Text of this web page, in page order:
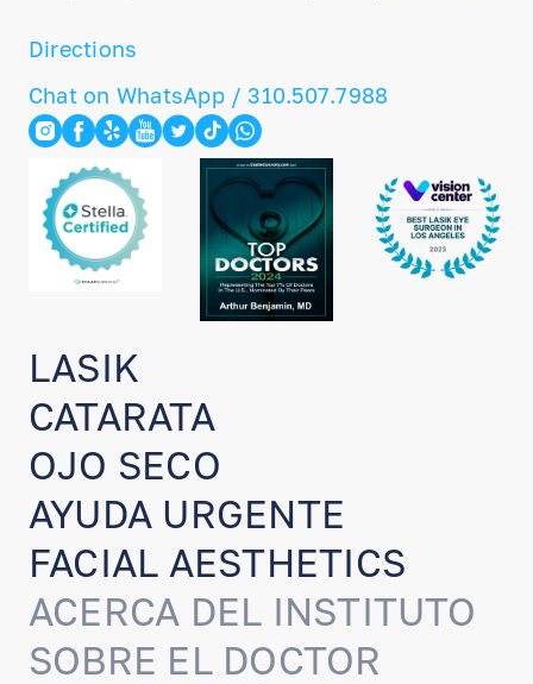
ACERCA DEL INSTITUTO
SOBRE EL DOCTOR
LASIK
CATARATA
OJO SECO
AYUDA URGENTE
FACIAL AESTHETICS
Directions
Chat on WhatsApp / 310.507.7988